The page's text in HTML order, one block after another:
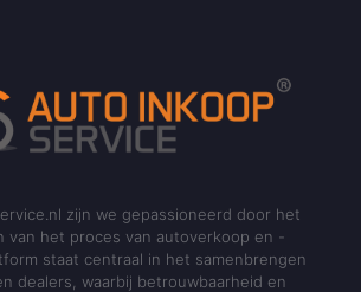
zijn we gepassioneerd door het
van het proces van autoverkoop en -
staat centraal in het samenbrengen
dealers, waarbij betrouwbaarheid en